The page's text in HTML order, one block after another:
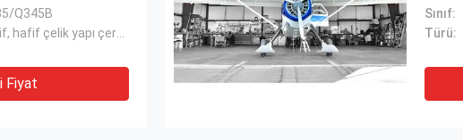
Q345B
Hafif, hafif çelik yapı çerçevesi
Fiyat
Sınıf:
Türü: